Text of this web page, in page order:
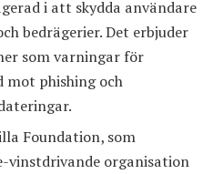
i att skydda användare
bedrägerier. Det erbjuder
som varningar för
mot phishing och
Foundation, som
vinstdrivande organisation